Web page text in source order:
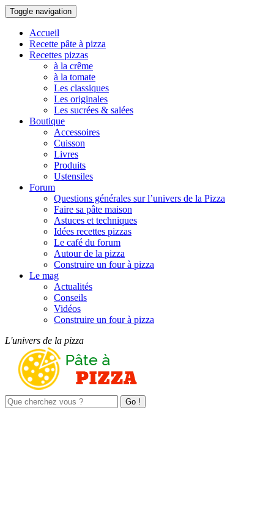
Toggle navigation
Accueil
Recette pâte à pizza
Recettes pizzas
à la crême
à la tomate
Les classiques
Les originales
Les sucrées & salées
Boutique
Accessoires
Cuisson
Livres
Produits
Ustensiles
Forum
Questions générales sur l’univers de la Pizza
Faire sa pâte maison
Astuces et techniques
Idées recettes pizzas
Le café du forum
Autour de la pizza
Construire un four à pizza
Le mag
Actualités
Conseils
Vidéos
Construire un four à pizza
L'univers de la pizza